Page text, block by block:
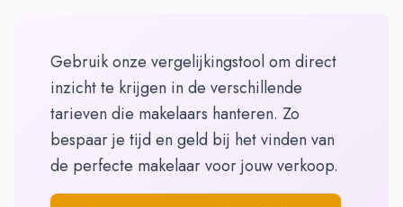
Gebruik onze vergelijkingstool om direct
inzicht te krijgen in de verschillende
tarieven die makelaars hanteren. Zo
bespaar je tijd en geld bij het vinden van
de perfecte makelaar voor jouw verkoop.